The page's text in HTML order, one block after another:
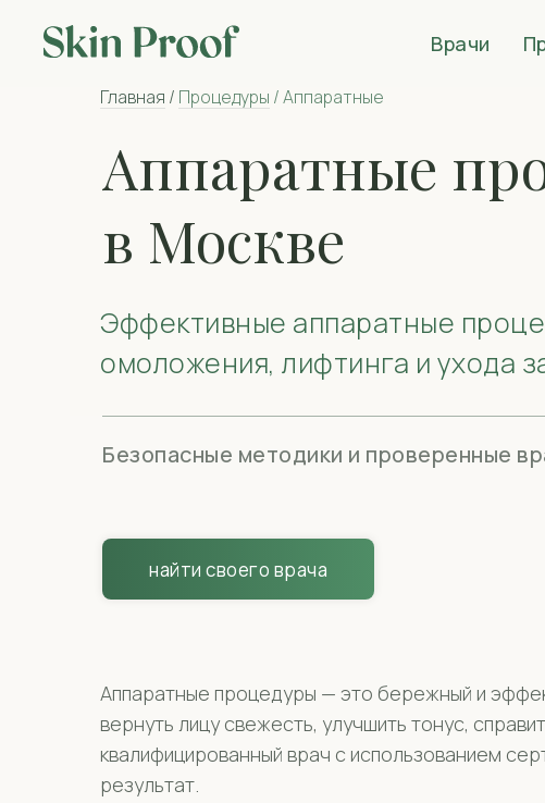
Врачи
Аппаратные
в Москве
Эффективные аппаратные
омоложения, лифтинга и ухода
Главная / Процедуры / Аппаратные
Безопасные методики и проверенные
найти своего врача
Аппаратные процедуры — это бережный и
вернуть лицу свежесть, улучшить тонус,
квалифицированный врач с использованием
результат.